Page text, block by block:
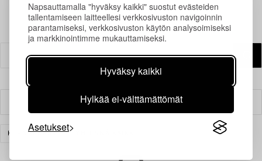
Napsauttamalla "hyväksy kaikki" suostut evästeiden
tallentamiseen laitteellesi verkkosivuston navigoinnin
parantamiseksi, verkkosivuston käytön analysoimiseksi
ja markkinointimme mukauttamiseksi.
Hyväksy kaikki
Hylkää ei-välttämättömät
Asetukset
Suodatin
KERAMIIKKA